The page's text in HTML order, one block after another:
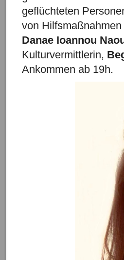
geflüchteten
von
Danae Ioannou
Kulturvermittlerin,
Ankommen ab 19h.